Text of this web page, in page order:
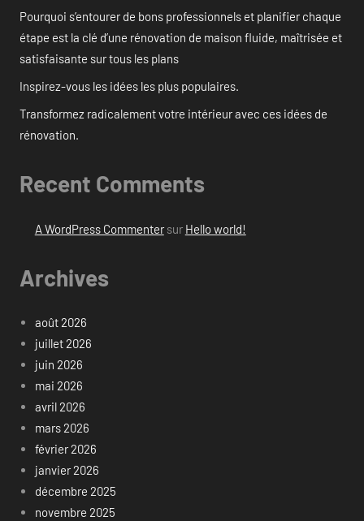
Pourquoi s’entourer de bons professionnels et planifier chaque
étape est la clé d’une rénovation de maison fluide, maîtrisée et
satisfaisante sur tous les plans
Inspirez-vous les idées les plus populaires.
Transformez radicalement votre intérieur avec ces idées de
rénovation.
Recent Comments
A WordPress Commentersur Hello world!
Archives
août 2026
juillet 2026
juin 2026
mai 2026
avril 2026
mars 2026
février 2026
janvier 2026
décembre 2025
novembre 2025